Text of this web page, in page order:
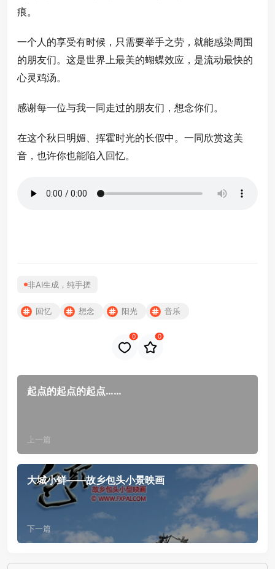
痕。
一个人的享受有时候，只需要举手之劳，就能感染周围
的朋友们。这是世界上最美的蝴蝶效应，是流动最快的
心灵鸡汤。
感谢每一位与我一同走过的朋友们，想念你们。
在这个秋日明媚、挥霍时光的长假中。一同欣赏这美
音，也许你也能陷入回忆。
非AI生成，纯手搓
回忆 想念 阳光 音乐
0 0
起点的起点的起点……
上一篇
大城小鲜——故乡包头小景映画
下一篇